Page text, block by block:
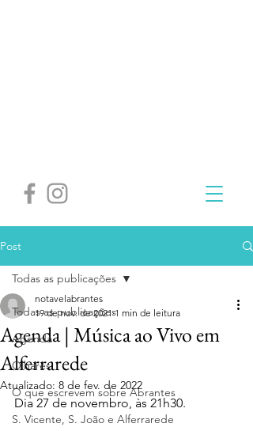
Post
Todas as publicações
Agenda
Olhares
O que escrevem sobre Abrantes
S. Vicente, S. João e Alferrarede
Todas as publicações
Agenda | Música ao Vivo em
Alferrarede
notavelabrantes
19 de nov. de 2021 1 min de leitura
Atualizado: 8 de fev. de 2022
Dia 27 de novembro, às 21h30.